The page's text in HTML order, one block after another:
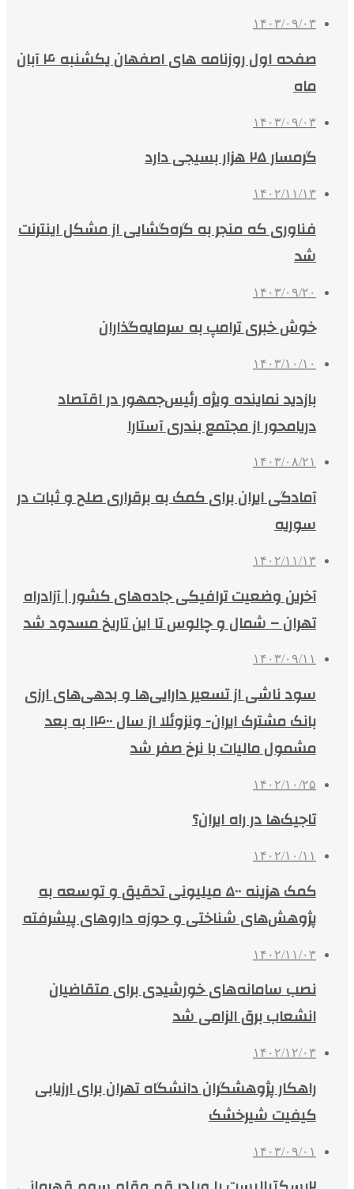
۱۴۰۳/۰۹/۰۳
صفحه اول روزنامه های اصفهان یکشنبه ۴ آبان
ماه
۱۴۰۳/۰۹/۰۳
گرمسار ۲۵ هزار بسیجی دارد
۱۴۰۲/۱۱/۱۳
فناوری که منجر به گره‌گشایی از مشکل اینترنت
شد
۱۴۰۳/۰۹/۲۰
خوش خبری ترامپ به سرمایه‌گذاران
۱۴۰۳/۱۰/۱۰
بازدید نماینده ویژه رئیس‌جمهور در اقتصاد
دریامحور از مجتمع بندری آستارا
۱۴۰۳/۰۸/۲۱
آمادگی ایران برای کمک به برقراری صلح و ثبات در
سوریه
۱۴۰۲/۱۱/۱۳
آخرین وضعیت ترافیکی جاده‌های کشور | آزادراه
تهران – شمال و چالوس تا این تاریخ مسدود شد
۱۴۰۳/۰۹/۱۱
سود ناشی از تسعیر دارایی‌ها و بدهی‌های ارزی
بانک مشترک ایران- ونزوئلا از سال ۱۴۰۰ به بعد
مشمول مالیات با نرخ صفر شد
۱۴۰۲/۱۰/۲۵
تاجیک‌ها در راه ایران؟
۱۴۰۲/۱۰/۱۱
کمک هزینه ۵۰۰ میلیونی تحقیق و توسعه به
پژوهش‌های شناختی و حوزه داروهای پیشرفته
۱۴۰۲/۱۱/۰۳
نصب سامانه‌های خورشیدی برای متقاضیان
انشعاب برق الزامی شد
۱۴۰۲/۱۲/۰۳
راهکار پژوهشگران دانشگاه تهران برای ارزیابی
کیفیت شیرخشک
۱۴۰۳/۰۹/۰۱